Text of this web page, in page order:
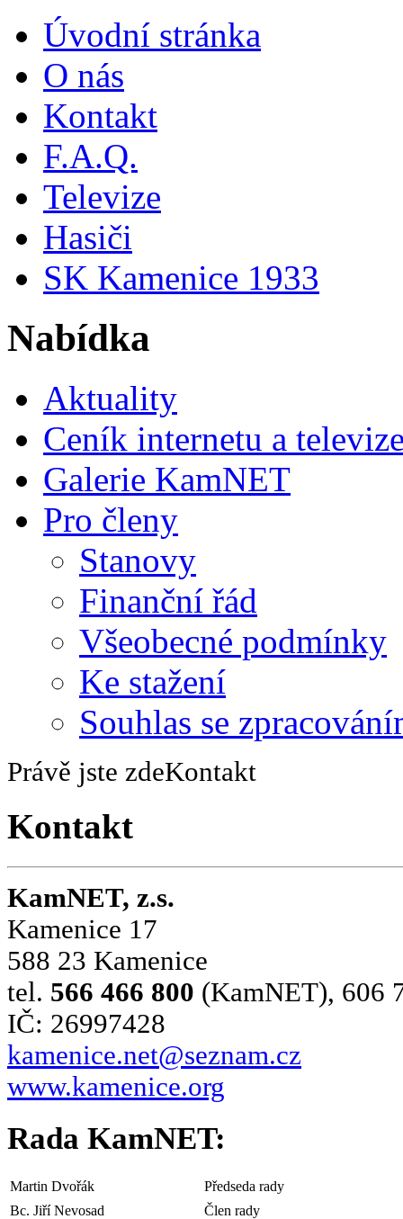
Úvodní stránka
O nás
Kontakt
F.A.Q.
Televize
Hasiči
SK Kamenice 1933
Nabídka
Aktuality
Ceník internetu a
Galerie KamNET
Pro členy
Stanovy
Finanční řád
Všeobecné podmínky
Ke stažení
Souhlas se
Právě jste zdeKontakt
Kontakt
KamNET, z.s.
Kamenice 17
588 23 Kamenice
tel. 566 466 800 (KamNET), 606
IČ: 26997428
kamenice.net@seznam.cz
www.kamenice.org
Rada KamNET:
Martin Dvořák
Předseda rady
Bc. Jiří Nevosad
Člen rady